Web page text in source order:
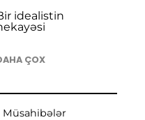
idealistin
ÇOX
Müsahibələr